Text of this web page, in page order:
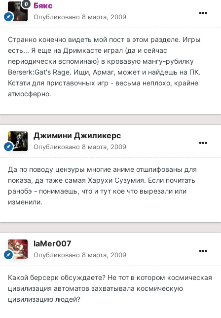
Бякс
Опубликовано 8 марта, 2009
Странно конечно видеть мой пост в этом разделе. Игры
есть... Я еще на Дримкасте играл (да и сейчас
периодически вспоминаю) в кровавую мангу-рубилку
Berserk:Gat's Rage. Ищи, Армаг, может и найдешь на ПК.
Кстати для приставочных игр - весьма неплохо, крайне
атмосферно.
Джимини Джиликерс
Опубликовано 8 марта, 2009
Да по поводу цензуры многие аниме отшлифованы для
показа, да таже самая Харухи Сузумия. Если почитать
ранобэ - понимаешь, что и тут кое что вырезали или
изменили.
laMer007
Опубликовано 8 марта, 2009
Какой берсерк обсуждаете? Не тот в котором космическая
цивилизация автоматов захватывала космическую
цивилизацию людей?